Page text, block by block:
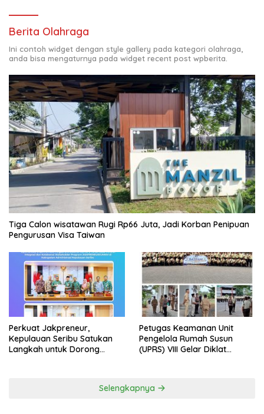
Berita Olahraga
Ini contoh widget dengan style gallery pada kategori olahraga,
anda bisa mengaturnya pada widget recent post wpberita.
Tiga Calon wisatawan Rugi Rp66 Juta, Jadi Korban Penipuan
Pengurusan Visa Taiwan
Perkuat Jakpreneur,
Kepulauan Seribu Satukan
Langkah untuk Dorong
Petugas Keamanan Unit
Pengelola Rumah Susun
(UPRS) VIII Gelar Diklat
Bhabinkamtibmas Polda
Selengkapnya